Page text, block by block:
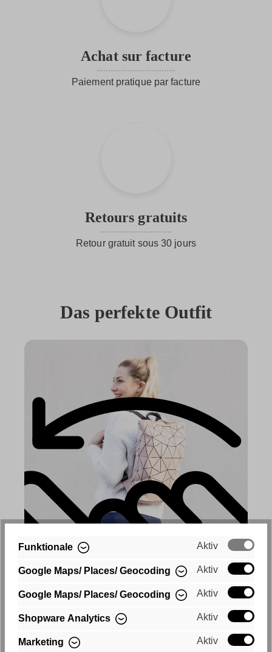
Achat sur facture
Paiement pratique par facture
Retours gratuits
Retour gratuit sous 30 jours
Das perfekte Outfit
Funktionale Aktiv
Google Maps/ Places/ Geocoding Aktiv
Google Maps/ Places/ Geocoding Aktiv
Shopware Analytics Aktiv
Marketing Aktiv